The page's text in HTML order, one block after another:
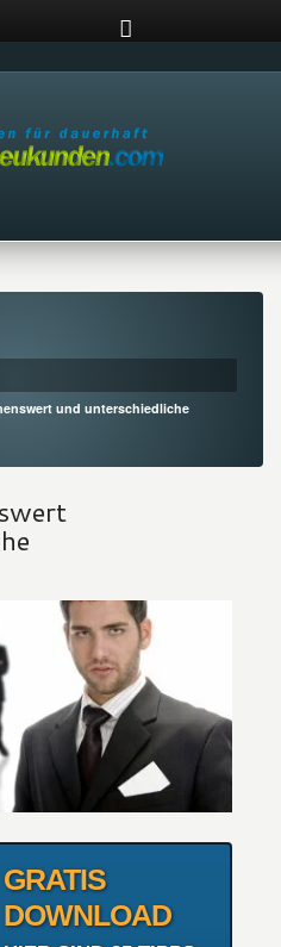
und unterschiedliche
GRATIS
DOWNLOAD